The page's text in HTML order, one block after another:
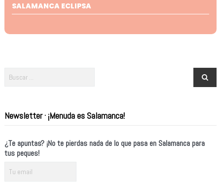
SALAMANCA ECLIPSA
Newsletter · ¡Menuda es Salamanca!
¿Te apuntas? ¡No te pierdas nada de lo que pasa en Salamanca para
tus peques!